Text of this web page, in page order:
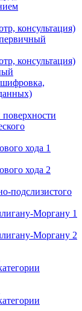
консультация)
консультация)
поверхности
хода 1
хода 2
подслизистого
Моргану 1
Моргану 2